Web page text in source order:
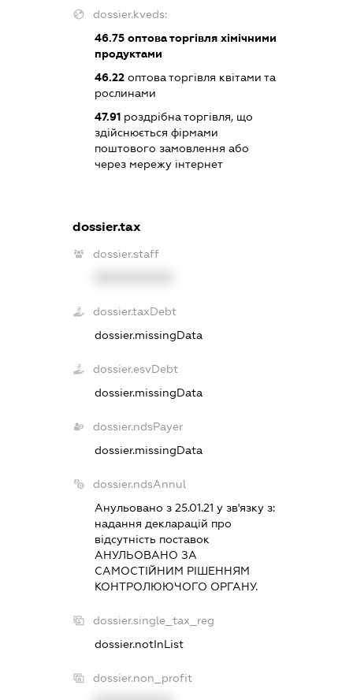
dossier.kveds:
46.75оптова торгівля хімічними
продуктами
46.22оптова торгівля квітами та
рослинами
47.91роздрібна торгівля, що
здійснюється фірмами
поштового замовлення або
через мережу інтернет
dossier.tax
dossier.staff
dossier.taxDebt
dossier.missingData
dossier.esvDebt
dossier.missingData
dossier.ndsPayer
dossier.missingData
dossier.ndsAnnul
Анульовано з 25.01.21 у зв'язку з:
надання декларацiй про
вiдсутнiсть поставок
АНУЛЬОВАНО ЗА
САМОСТIЙНИМ РIШЕННЯМ
КОНТРОЛЮЮЧОГО ОРГАНУ.
dossier.single_tax_reg
dossier.notInList
dossier.non_profit